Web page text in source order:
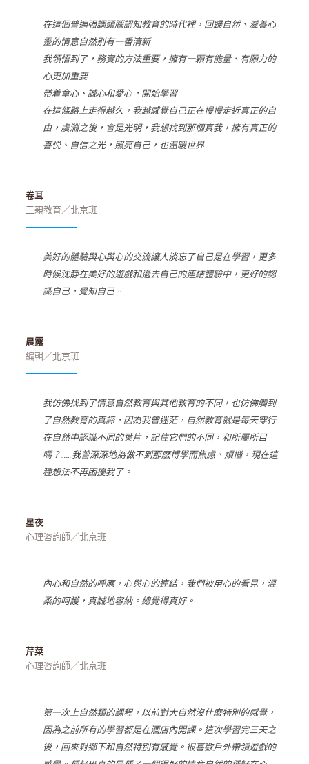
在這個普遍强調頭腦認知教育的時代裡，回歸自然、滋養心
靈的情意自然别有一番清新
我領悟到了，務實的方法重要，擁有一顆有能量、有願力的
心更加重要
帶着童心、誠心和愛心，開始學習
在這條路上走得越久，我越感覺自己正在慢慢走近真正的自
由，虞淵之後，會是光明，我想找到那個真我，擁有真正的
喜悦、自信之光，照亮自己，也温暖世界
卷耳
三親教育／北京班
美好的體驗與心與心的交流讓人淡忘了自己是在學習，更多
時候沈靜在美好的遊戲和過去自己的連結體驗中，更好的認
識自己，覺知自己。
晨露
編輯／北京班
我仿佛找到了情意自然教育與其他教育的不同，也仿佛觸到
了自然教育的真諦，因為我曾迷茫，自然教育就是每天穿行
在自然中認識不同的葉片，記住它們的不同，和所屬所目
嗎？……我曾深深地為做不到那麽博學而焦慮、煩惱，現在這
種想法不再困擾我了。
星夜
心理咨詢師／北京班
內心和自然的呼應，心與心的連結，我們被用心的看見，溫
柔的呵護，真誠地容納。總覺得真好。
芹菜
心理咨詢師／北京班
第一次上自然類的課程，以前對大自然沒什麽特別的感覺，
因為之前所有的學習都是在酒店內開課。這次學習完三天之
後，回來對鄉下和自然特別有感覺。很喜歡戶外帶領遊戲的